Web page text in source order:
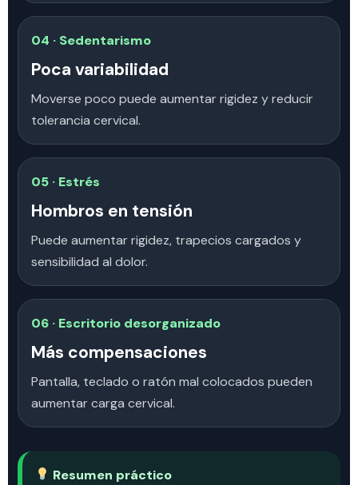
04 · Sedentarismo
Poca variabilidad
Moverse poco puede aumentar rigidez y reducir
tolerancia cervical.
05 · Estrés
Hombros en tensión
Puede aumentar rigidez, trapecios cargados y
sensibilidad al dolor.
06 · Escritorio desorganizado
Más compensaciones
Pantalla, teclado o ratón mal colocados pueden
aumentar carga cervical.
Resumen práctico